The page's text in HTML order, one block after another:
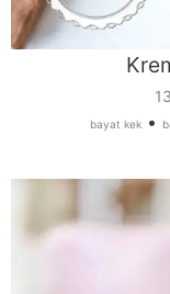
bayat kek •